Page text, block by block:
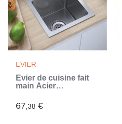
EVIER
Évier de cuisine fait
main Acier
67,38 €